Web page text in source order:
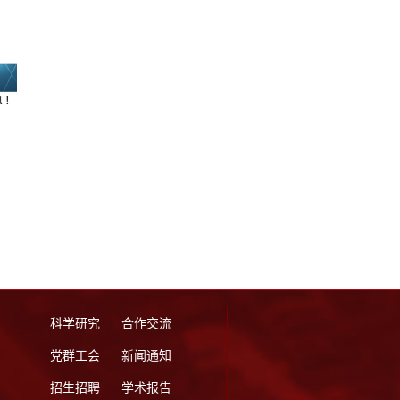
科学研究 合作交流
党群工会 新闻通知
招生招聘 学术报告